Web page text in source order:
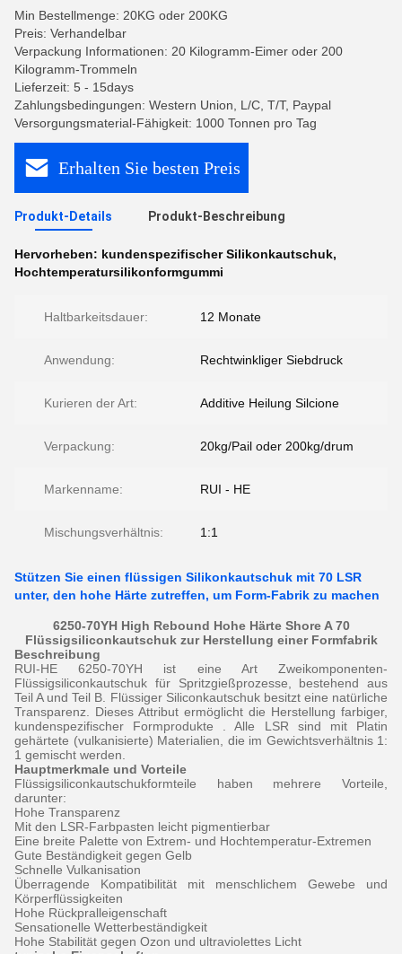
Min Bestellmenge: 20KG oder 200KG
Preis: Verhandelbar
Verpackung Informationen: 20 Kilogramm-Eimer oder 200
Kilogramm-Trommeln
Lieferzeit: 5 - 15days
Zahlungsbedingungen: Western Union, L/C, T/T, Paypal
Versorgungsmaterial-Fähigkeit: 1000 Tonnen pro Tag
Erhalten Sie besten Preis
Produkt-Details Produkt-Beschreibung
Hervorheben: kundenspezifischer Silikonkautschuk,
Hochtemperatursilikonformgummi
Haltbarkeitsdauer: 12 Monate
Anwendung: Rechtwinkliger Siebdruck
Kurieren der Art: Additive Heilung Silcione
Verpackung: 20kg/Pail oder 200kg/drum
Markenname: RUI - HE
Mischungsverhältnis: 1:1
Stützen Sie einen flüssigen Silikonkautschuk mit 70 LSR
unter, den hohe Härte zutreffen, um Form-Fabrik zu machen
6250-70YH High Rebound Hohe Härte Shore A 70
Flüssigsiliconkautschuk zur Herstellung einer Formfabrik
Beschreibung
RUI-HE 6250-70YH ist eine Art Zweikomponenten-
Flüssigsiliconkautschuk für Spritzgießprozesse, bestehend aus
Teil A und Teil B. Flüssiger Siliconkautschuk besitzt eine natürliche
Transparenz. Dieses Attribut ermöglicht die Herstellung farbiger,
kundenspezifischer Formprodukte .
Alle LSR sind mit Platin
gehärtete (vulkanisierte) Materialien, die im Gewichtsverhältnis 1:
1 gemischt werden.
Hauptmerkmale und Vorteile
Flüssigsiliconkautschukformteile haben mehrere Vorteile,
darunter:
Hohe Transparenz
Mit den LSR-Farbpasten leicht pigmentierbar
Eine breite Palette von Extrem- und Hochtemperatur-Extremen
Gute Beständigkeit gegen Gelb
Schnelle Vulkanisation
Überragende Kompatibilität mit menschlichem Gewebe und
Körperflüssigkeiten
Hohe Rückpralleigenschaft
Sensationelle Wetterbeständigkeit
Hohe Stabilität gegen Ozon und ultraviolettes Licht